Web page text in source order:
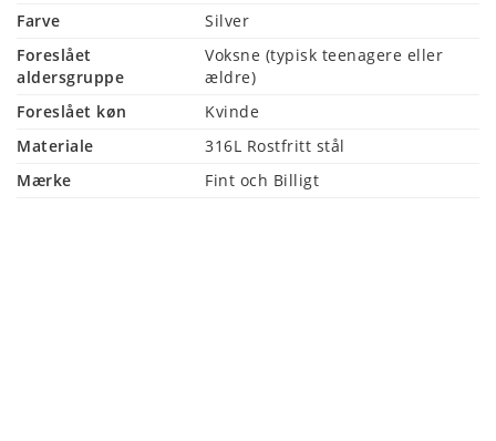
Farve
Silver
Foreslået
aldersgruppe
Voksne (typisk teenagere eller
ældre)
Foreslået køn
Kvinde
Materiale
316L Rostfritt stål
Mærke
Fint och Billigt